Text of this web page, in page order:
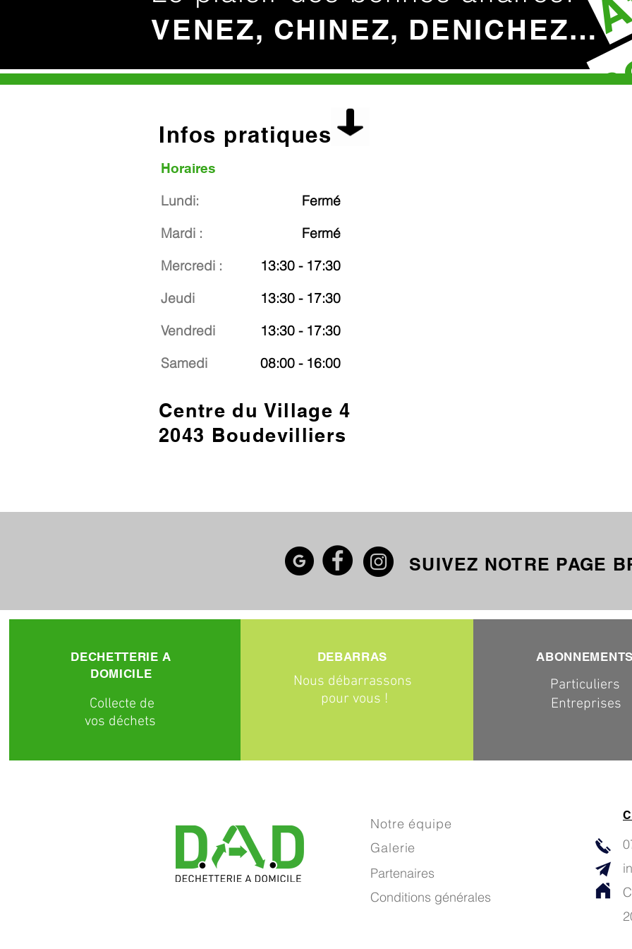
VENEZ, CHINEZ, DENICHEZ…
Infos pratiques
Horaires
Lundi:
Mardi :
Mercredi :
Jeudi
Vendredi
Samedi
Fermé
Fermé
13:30 - 17:30
13:30 - 17:30
13:30 - 17:30
08:00 - 16:00
Centre du Village 4
2043 Boudevilliers
SUIVEZ NOTRE PAGE
Notre équipe
Galerie
Partenaires
Conditions générales
DECHETTERIE A
DOMICILE
Collecte de
vos déchets
DEBARRAS
Nous débarrassons
pour vous !
ABONNEMENTS
Particuliers
Entreprises